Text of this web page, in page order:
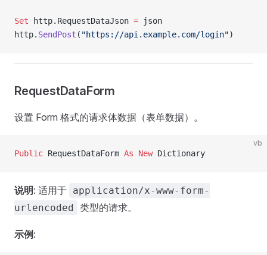
Set http.RequestDataJson = json
http. SendPost ( "https://api.example.com/login")
RequestDataForm
设置 Form 格式的请求体数据（表单数据）。
vb
Public RequestDataForm As New Dictionary
说明: 适用于 application/x-www-form-
urlencoded 类型的请求。
示例 :